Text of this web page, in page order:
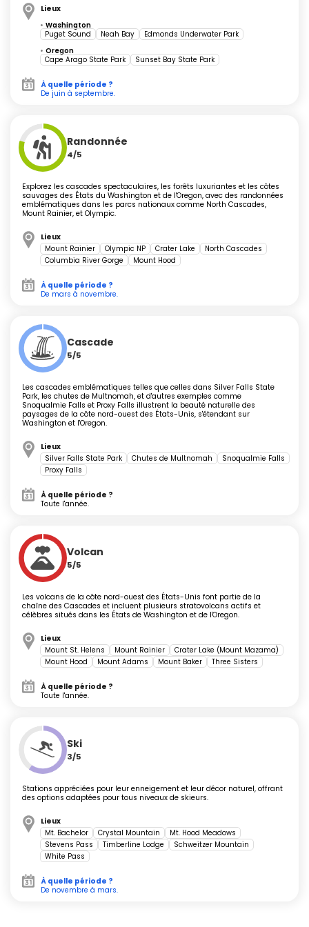
Rock State Park
tunnel de lave duNewberry National Volcanic
Monument, ou la boucle magique des chutes de
Falls State Park.
Activités à vivre au cœur du nord
Pacifique
Randonnée et observation de la faune :
Parcourez la forêt humide du parc Olympic (sentiers
vers la Hoh Rainforest, plages reculées) et des
sentiers côtiers tels que ceux d'Ecola State Park. Au
faons de cerf Roosevelt, les marmottes et une
importante avifaune (martins-pêcheurs, pygargues)
se laissent facilement observer. Sur les plages, gardez
un œil ouvert pour les phoques et les lions de mer, et,
si la chance vous sourit, orques et baleines grises lors
Volcans et panoramas alpins :
Montez le
flancs du
vue sur le cratère). Dans l'Oregon, Crater Lake se
dévoile de juin à octobre, et Smith Rock propose des
boucles adaptées à tous niveaux.
Plages, dunes et activités nautiques :
Pacific City invitent au surf, à la découverte des
bassins de marée, à la randonnée côtière (Oregon
Coast Trail), au kayak dans les estuaires et à la pêche
au crabe Dungeness.
Escapades culturelles et historiques :
Columbia River, ou l'étonnant Tillamook Air Museum.
Découvrez l'expédition Lewis and Clark à Fort Clatsop.
Dégustations et saveurs locales :
Dégustez le saumon fumé, les huîtres de Willapa Bay,
le crabe frais, et appréciez les brasseries locales et
spécialités telles que l'Elk Hamburger autour de Bend.
Jouez sur des parcours classés près de Bandon,
tentez le surf sur sable à Cape Kiwanda, ou participez
aux festivals comme le Washington International Kite
Festival (Long Beach) ou le Bird Festival of Oregon.
Séjours idéaux, marques-pages pour
vos vacances
Une semaine :Choisissez une boucle entre Seattle,
tenter par Portland, les dunes de l'Oregon et Cannon
Beach.
Deux semaines :Combinez la traversée complète
(Mont Rainier, Crater Lake) à la découverte de
villages côtiers et d'activités nautiques.
Lieux
Washington
Puget Sound
Neah Bay
Edmonds Underwater Park
Oregon
Cape Arago State Park
Sunset Bay State Park
À quelle période ?
De juin à septembre.
Randonnée
4/5
Explorez les cascades spectaculaires, les forêts luxuriantes et les côtes
sauvages des États du Washington et de l'Oregon, avec des randonnées
emblématiques dans les parcs nationaux comme North Cascades,
Mount Rainier, et Olympic.
Lieux
Mount Rainier Olympic NP Crater Lake
North Cascades
Columbia River Gorge
Mount Hood
À quelle période ?
De mars à novembre.
Cascade
5/5
Les cascades emblématiques telles que celles dans Silver Falls State
Park, les chutes de Multnomah, et d'autres exemples comme
Snoqualmie Falls et Proxy Falls illustrent la beauté naturelle des
paysages de la côte nord-ouest des États-Unis, s'étendant sur
Washington et l'Oregon.
Lieux
Silver Falls State Park Chutes de Multnomah
Snoqualmie Falls
Proxy Falls
À quelle période ?
Toute l'année.
Volcan
5/5
Les volcans de la côte nord-ouest des États-Unis font partie de la
chaîne des Cascades et incluent plusieurs stratovolcans actifs et
célèbres situés dans les États de Washington et de l'Oregon.
Lieux
Mount St. Helens Mount Rainier
Crater Lake (Mount Mazama)
Mount Hood
Mount Adams Mount Baker Three Sisters
À quelle période ?
Toute l'année.
Ski
3/5
Stations appréciées pour leur enneigement et leur décor naturel, offrant
des options adaptées pour tous niveaux de skieurs.
Lieux
Mt. Bachelor Crystal Mountain
Mt. Hood Meadows
Stevens Pass
Timberline Lodge
Schweitzer Mountain
White Pass
À quelle période ?
De novembre à mars.